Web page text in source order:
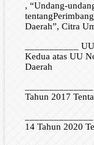
, “Undang-
Daerah”, Citra
___________
Kedua atas UU
Daerah
Tahun 2017
14 Tahun 2020